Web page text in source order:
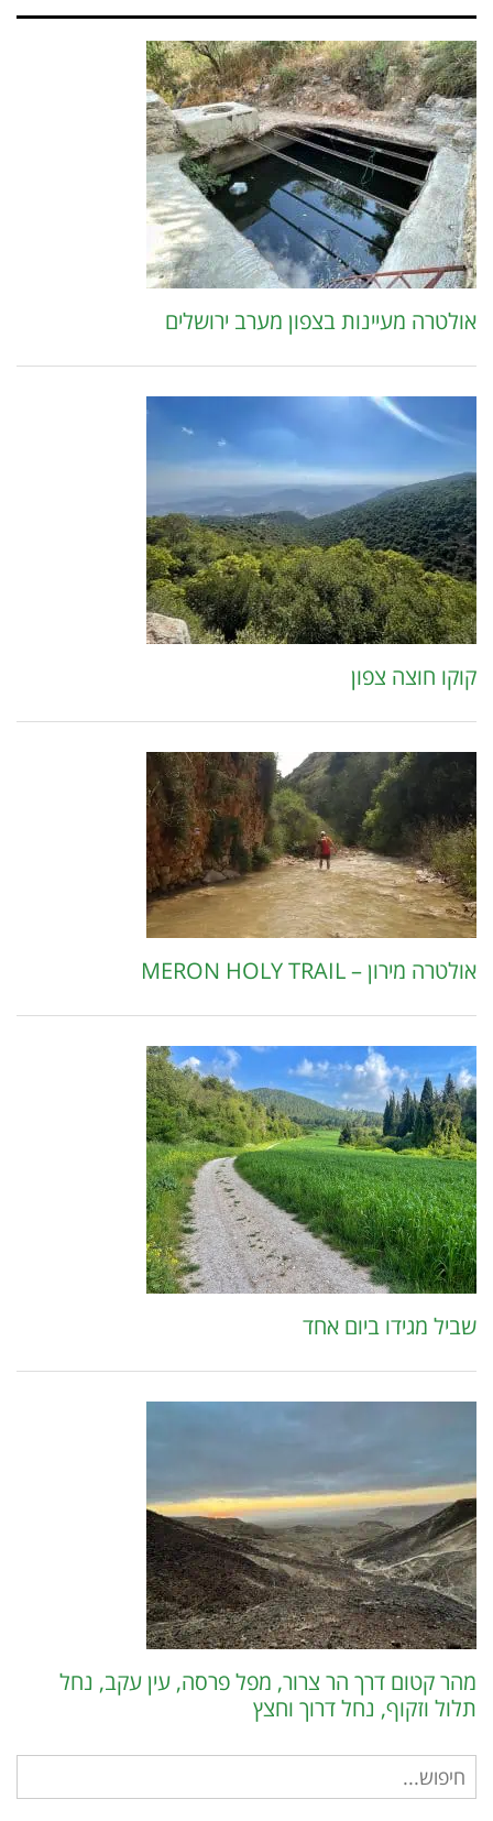
אולטרה מעיינות בצפון מערב ירושלים
קוקו חוצה צפון
אולטרה מירון – MERON HOLY TRAIL
שביל מגידו ביום אחד
מהר קטום דרך הר צרור, מפל פרסה, עין עקב, נחל
תלול וזקוף, נחל דרוך וחצץ
חיפוש
עבור: